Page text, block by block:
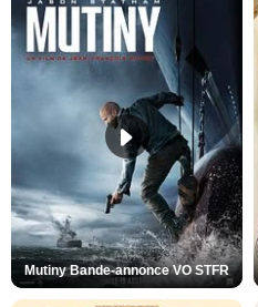
Mutiny Bande-annonce VO STFR